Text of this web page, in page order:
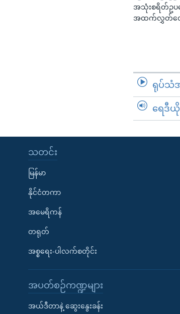
အသုံးစရိတ်ဥပ
အထက်လွှတ်တ
ရုပ်သံအ
ရေဒီယို
သတင်း
မြန်မာ
နိုင်ငံတကာ
အမေရိကန်
တရုတ်
အစ္စရေး-ပါလက်စတိုင်း
အပတ်စဉ်ကဏ္ဍများ
အယ်ဒီတာနဲ့ ဆွေးနွေးခန်း